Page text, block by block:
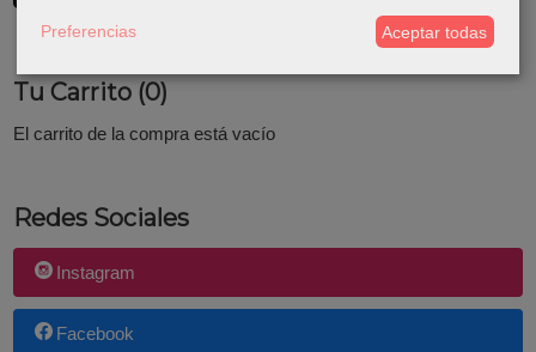
Tu Carrito (0)
El carrito de la compra está vacío
Redes Sociales
Instagram
Facebook
Preferencias Aceptar todas